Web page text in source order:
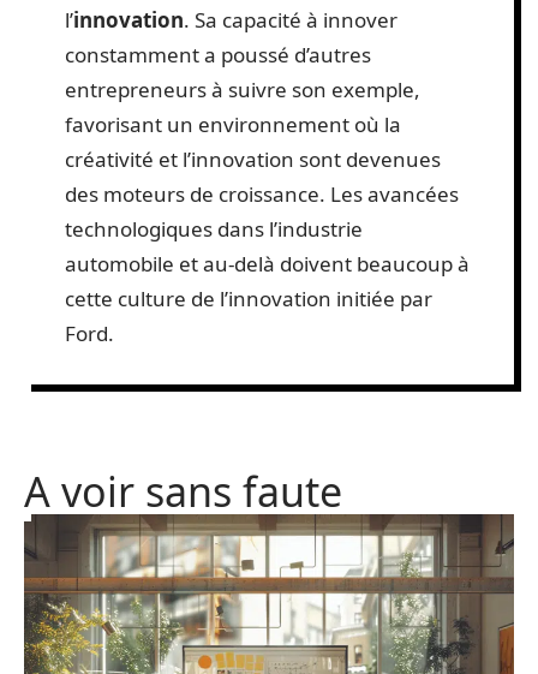
l’innovation. Sa capacité à innover
constamment a poussé d’autres
entrepreneurs à suivre son exemple,
favorisant un environnement où la
créativité et l’innovation sont devenues
des moteurs de croissance. Les avancées
technologiques dans l’industrie
automobile et au-delà doivent beaucoup à
cette culture de l’innovation initiée par
Ford.
A voir sans faute